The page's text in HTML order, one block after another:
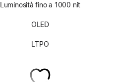
Luminosità fino a 1000 nit
OLED
LTPO